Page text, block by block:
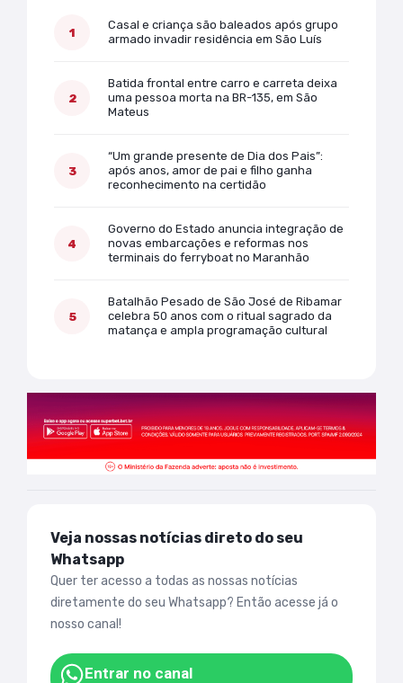
Casal e criança são baleados após grupo
armado invadir residência em São Luís
Batida frontal entre carro e carreta deixa
uma pessoa morta na BR-135, em São
Mateus
“Um grande presente de Dia dos Pais”:
após anos, amor de pai e filho ganha
reconhecimento na certidão
Governo do Estado anuncia integração de
novas embarcações e reformas nos
terminais do ferryboat no Maranhão
Batalhão Pesado de São José de Ribamar
celebra 50 anos com o ritual sagrado da
matança e ampla programação cultural
Veja nossas notícias direto do seu
Whatsapp
Quer ter acesso a todas as nossas notícias
diretamente do seu Whatsapp? Então acesse já o
nosso canal!
Entrar no canal